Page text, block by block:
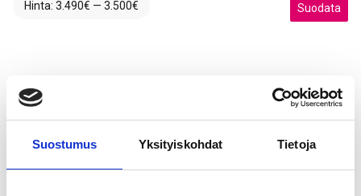
Suostumus Yksityiskohdat Tietoja
Minimihinta
Suodata
Hinta: 3.490€ — 3.500€